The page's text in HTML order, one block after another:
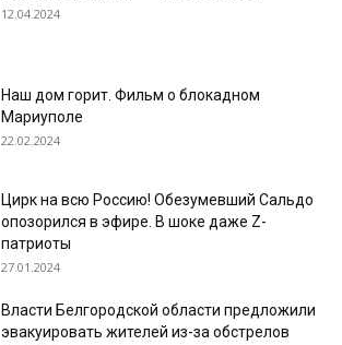
12.04.2024
Наш дом горит. Фильм о блокадном
Мариуполе
22.02.2024
Цирк на всю Россию! Обезумевший Сальдо
опозорился в эфире. В шоке даже Z-
патриоты
27.01.2024
Власти Белгородской области предложили
эвакуировать жителей из-за обстрелов